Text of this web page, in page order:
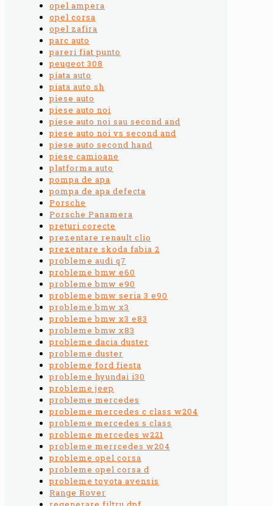
opel ampera
opel corsa
opel zafira
parc auto
pareri fiat punto
peugeot 308
piata auto
piata auto sh
piese auto
piese auto noi
piese auto noi sau second and
piese auto noi vs second and
piese auto second hand
piese camioane
platforma auto
pompa de apa
pompa de apa defecta
Porsche
Porsche Panamera
preturi corecte
prezentare renault clio
prezentare skoda fabia 2
probleme audi q7
probleme bmw e60
probleme bmw e90
probleme bmw seria 3 e90
probleme bmw x3
probleme bmw x3 e83
probleme bmw x83
probleme dacia duster
probleme duster
probleme ford fiesta
probleme hyundai i30
probleme jeep
probleme mercedes
probleme mercedes c class w204
probleme mercedes s class
probleme mercedes w221
probleme merrcedes w204
probleme opel corsa
probleme opel corsa d
probleme toyota avensis
Range Rover